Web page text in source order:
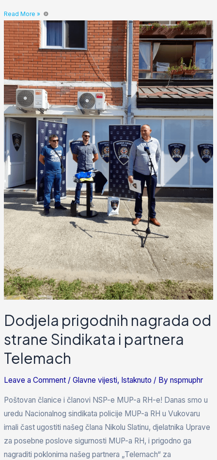
Read More »
Dodjela prigodnih nagrada od
strane Sindikata i partnera
Telemach
Leave a Comment /Glavne vijesti, Istaknuto / Bynspmuphr
Poštovan članice i članovi NSP-e MUP-a RH-e! Danas smo u
uredu Nacionalnog sindikata policije MUP-a RH u Vukovaru
imali čast ugostiti našeg člana Nikolu Slatinu, djelatnika Uprave
za posebne poslove sigurnosti MUP-a RH, i prigodno ga
nagraditi poklonima našeg partnera „Telemach“ za